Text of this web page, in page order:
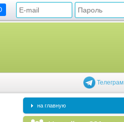
Телеграм
на главную